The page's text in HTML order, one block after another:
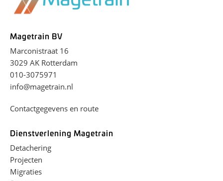
Magetrain BV
Marconistraat 16
3029 AK Rotterdam
010-3075971
info@magetrain.nl
Contactgegevens en route
Dienstverlening Magetrain
Detachering
Projecten
Migraties